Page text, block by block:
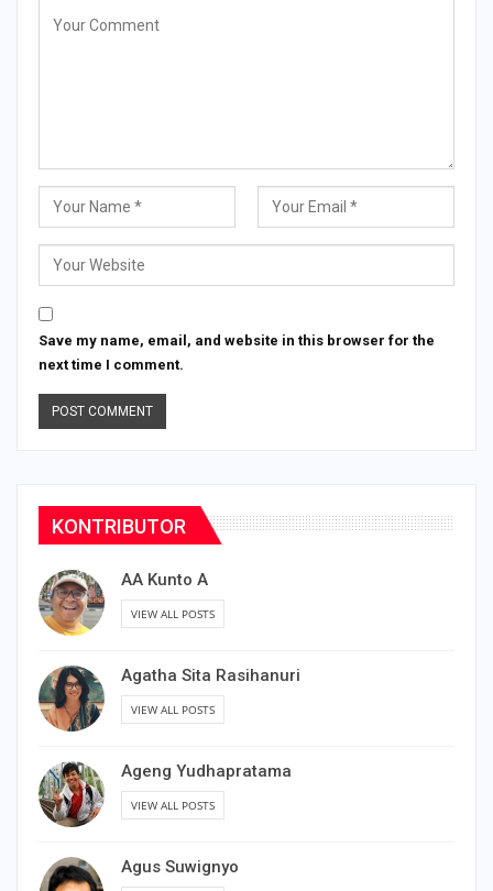
Save my name, email, and website in this browser for the
next time I comment.
KONTRIBUTOR
AA Kunto A
VIEW ALL POSTS
Agatha Sita Rasihanuri
VIEW ALL POSTS
Ageng Yudhapratama
VIEW ALL POSTS
Agus Suwignyo